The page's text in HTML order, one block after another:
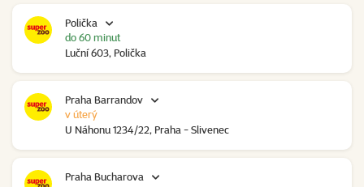
Polička
Luční 603, Polička
do 60 minut
Praha Barrandov
U Náhonu 1234/22, Praha - Slivenec
v úterý
Praha Bucharova